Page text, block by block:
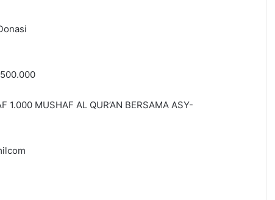
1.000 MUSHAF AL QUR’AN BERSAMA ASY-